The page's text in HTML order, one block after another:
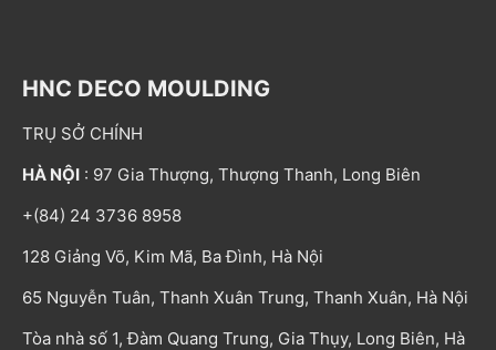
HNC DECO MOULDING
TRỤ SỞ CHÍNH
HÀ NỘI : 97 Gia Thượng, Thượng Thanh, Long Biên
+(84) 24 3736 8958
128 Giảng Võ, Kim Mã, Ba Đình, Hà Nội
65 Nguyễn Tuân, Thanh Xuân Trung, Thanh Xuân, Hà Nội
Tòa nhà số 1, Đàm Quang Trung, Gia Thụy, Long Biên, Hà